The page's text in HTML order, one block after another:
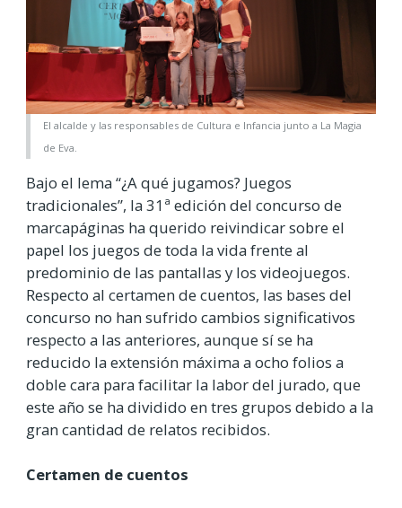
El alcalde y las responsables de Cultura e Infancia junto a La Magia
de Eva.
Bajo el lema “¿A qué jugamos? Juegos
tradicionales”, la 31ª edición del concurso de
marcapáginas ha querido reivindicar sobre el
papel los juegos de toda la vida frente al
predominio de las pantallas y los videojuegos.
Respecto al certamen de cuentos, las bases del
concurso no han sufrido cambios significativos
respecto a las anteriores, aunque sí se ha
reducido la extensión máxima a ocho folios a
doble cara para facilitar la labor del jurado, que
este año se ha dividido en tres grupos debido a la
gran cantidad de relatos recibidos.
Certamen de cuentos